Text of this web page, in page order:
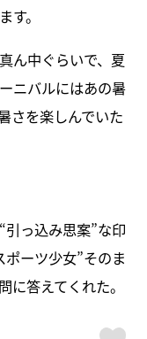
。
ん中ぐらいで、夏
ニバルにはあの暑
さを楽しんでいた
っ込み思案”な印
ーツ少女”そのま
に答えてくれた。